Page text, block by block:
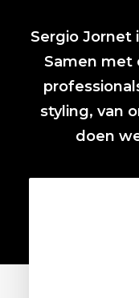
Sergio Jornet
Samen met
styling, van
doen